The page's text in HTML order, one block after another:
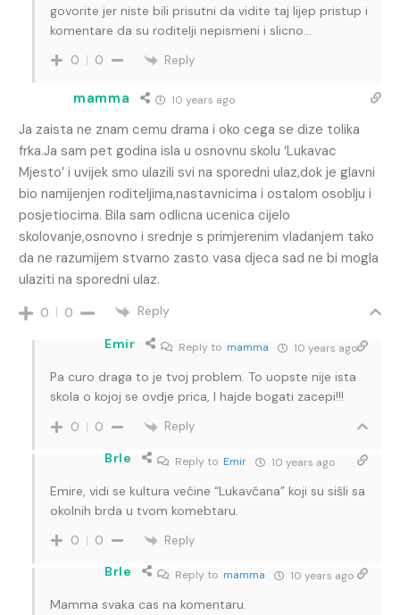
govorite jer niste bili prisutni da vidite taj lijep pristup i
komentare da su roditelji nepismeni i slicno…
0 0 Reply
mamma 10 years ago
Ja zaista ne znam cemu drama i oko cega se dize tolika
frka.Ja sam pet godina isla u osnovnu skolu ‘Lukavac
Mjesto’ i uvijek smo ulazili svi na sporedni ulaz,dok je glavni
bio namijenjen roditeljima,nastavnicima i ostalom osoblju i
posjetiocima. Bila sam odlicna ucenica cijelo
skolovanje,osnovno i srednje s primjerenim vladanjem tako
da ne razumijem stvarno zasto vasa djeca sad ne bi mogla
ulaziti na sporedni ulaz.
0 0 Reply
Emir Reply to mamma 10 years ago
Pa curo draga to je tvoj problem. To uopste nije ista
skola o kojoj se ovdje prica, I hajde bogati zacepi!!!
0 0 Reply
Brle Reply to Emir 10 years ago
Emire, vidi se kultura većine “Lukavčana” koji su sišli sa
okolnih brda u tvom komebtaru.
0 0 Reply
Brle Reply to mamma 10 years ago
Mamma svaka cas na komentaru.